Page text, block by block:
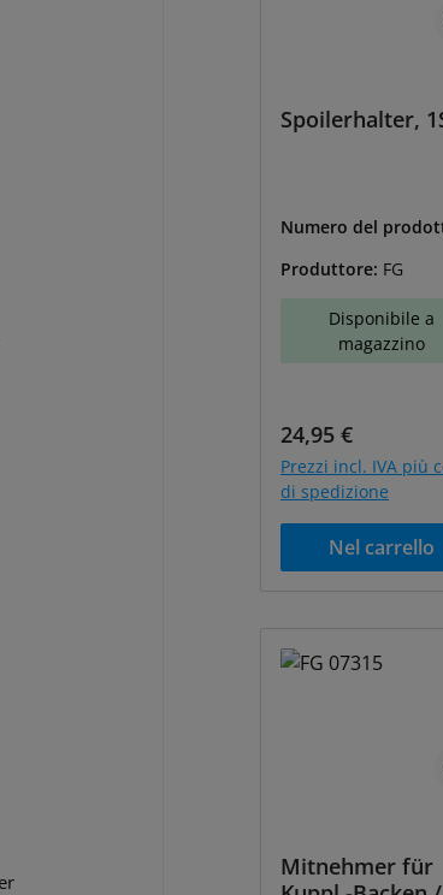
Spoilerhalter,
Numero del
Produttore: FG
Disponibile a
magazzino
Prezzo normale:
24,95 €
Prezzi incl. IVA più
di spedizione
Nel carrello
Mitnehmer für